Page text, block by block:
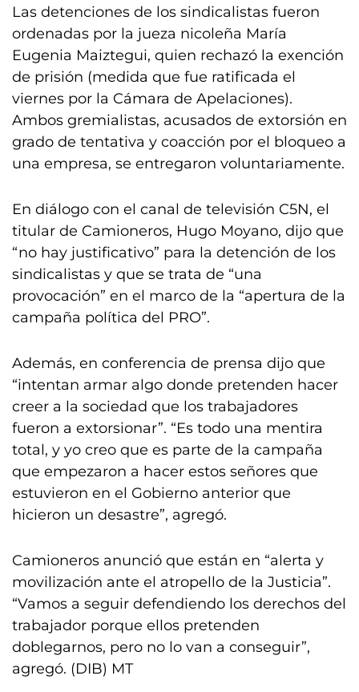
Las detenciones de los sindicalistas fueron
ordenadas por la jueza nicoleña María
Eugenia Maiztegui, quien rechazó la exención
de prisión (medida que fue ratificada el
viernes por la Cámara de Apelaciones).
Ambos gremialistas, acusados de extorsión en
grado de tentativa y coacción por el bloqueo a
una empresa, se entregaron voluntariamente.
En diálogo con el canal de televisión C5N, el
titular de Camioneros, Hugo Moyano, dijo que
“no hay justificativo” para la detención de los
sindicalistas y que se trata de “una
provocación” en el marco de la “apertura de la
campaña política del PRO”.
Además, en conferencia de prensa dijo que
“intentan armar algo donde pretenden hacer
creer a la sociedad que los trabajadores
fueron a extorsionar”. “Es todo una mentira
total, y yo creo que es parte de la campaña
que empezaron a hacer estos señores que
estuvieron en el Gobierno anterior que
hicieron un desastre”, agregó.
Camioneros anunció que están en “alerta y
movilización ante el atropello de la Justicia”.
“Vamos a seguir defendiendo los derechos del
trabajador porque ellos pretenden
doblegarnos, pero no lo van a conseguir”,
agregó. (DIB) MT